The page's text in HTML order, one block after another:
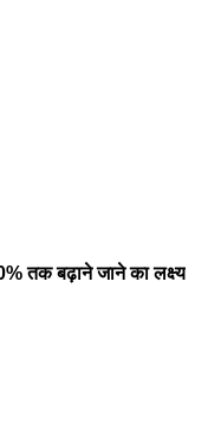
तक बढ़ाने जाने का लक्ष्य